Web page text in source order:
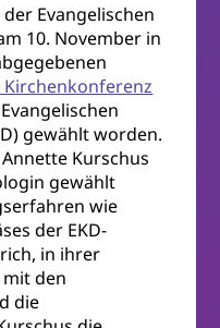
Evangelischen
10. November in
Kirchenkonferenz
gewählt worden.
Kurschus
gewählt
wie
der EKD-
in ihrer
den
die